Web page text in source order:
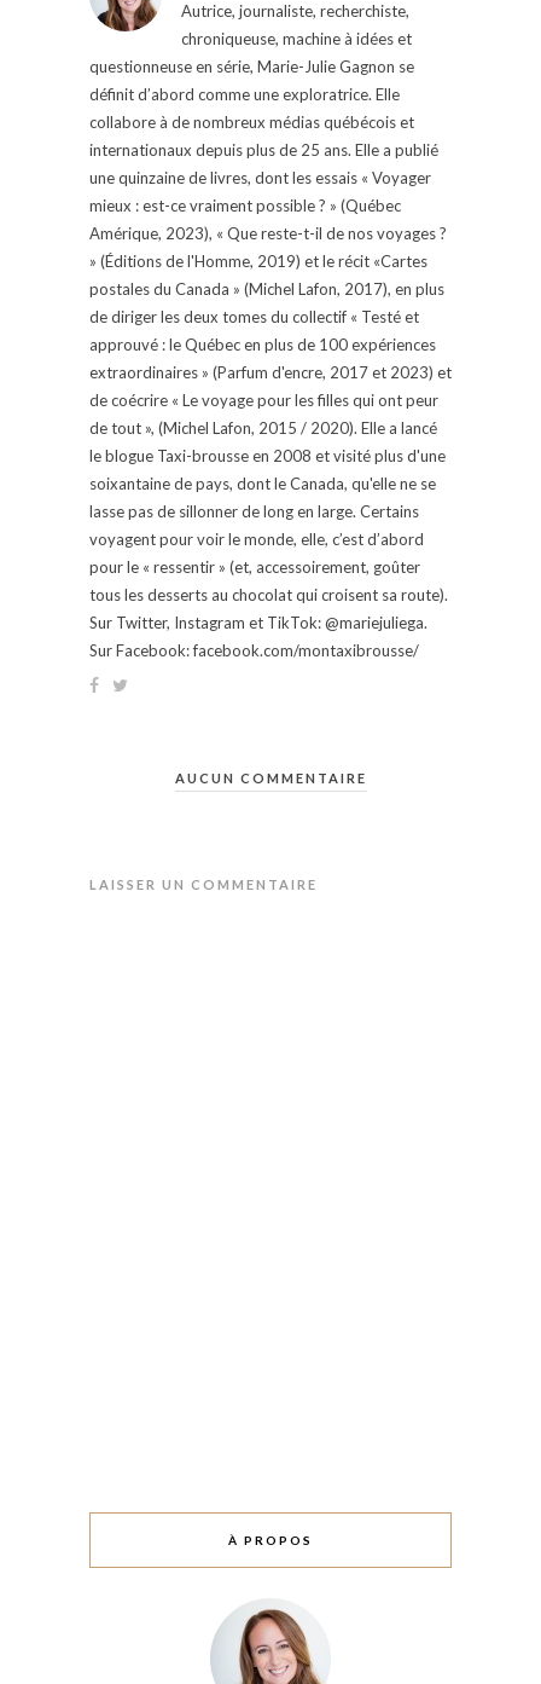
Autrice, journaliste, recherchiste,
chroniqueuse, machine à idées et
questionneuse en série, Marie-Julie Gagnon se
définit d’abord comme une exploratrice. Elle
collabore à de nombreux médias québécois et
internationaux depuis plus de 25 ans. Elle a publié
une quinzaine de livres, dont les essais « Voyager
mieux : est-ce vraiment possible ? » (Québec
Amérique, 2023), « Que reste-t-il de nos voyages ?
» (Éditions de l'Homme, 2019) et le récit «Cartes
postales du Canada » (Michel Lafon, 2017), en plus
de diriger les deux tomes du collectif « Testé et
approuvé : le Québec en plus de 100 expériences
extraordinaires » (Parfum d'encre, 2017 et 2023) et
de coécrire « Le voyage pour les filles qui ont peur
de tout », (Michel Lafon, 2015 / 2020). Elle a lancé
le blogue Taxi-brousse en 2008 et visité plus d'une
soixantaine de pays, dont le Canada, qu'elle ne se
lasse pas de sillonner de long en large. Certains
voyagent pour voir le monde, elle, c’est d’abord
pour le « ressentir » (et, accessoirement, goûter
tous les desserts au chocolat qui croisent sa route).
Sur Twitter, Instagram et TikTok: @mariejuliega.
Sur Facebook: facebook.com/montaxibrousse/
AUCUN COMMENTAIRE
LAISSER UN COMMENTAIRE
À PROPOS